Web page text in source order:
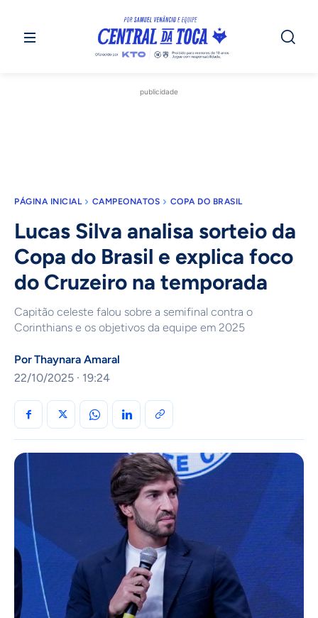
publicidade
PÁGINA INICIAL CAMPEONATOS COPA DO BRASIL
Lucas Silva analisa sorteio da
Copa do Brasil e explica foco
do Cruzeiro na temporada
Capitão celeste falou sobre a semifinal contra o
Corinthians e os objetivos da equipe em 2025
PorThaynara Amaral
22/10/2025 · 19:24